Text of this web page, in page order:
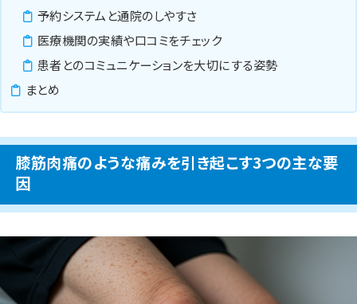
予約システムと通院のしやすさ
医療機関の実績や口コミをチェック
患者とのコミュニケーションを大切にする姿勢
まとめ
膝筋肉痛のような痛みを引き起こす3つの主な要
因